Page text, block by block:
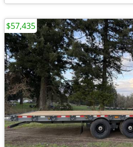
$57,435